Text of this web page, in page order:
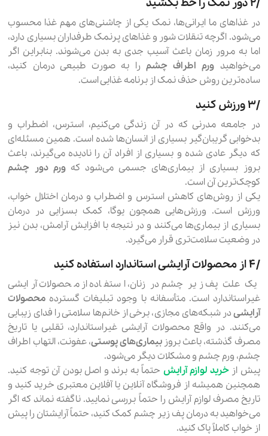
در غذاهای ما ایرانی‌ها، نمک یکی از چاشنی‌های مهم غذا محسوب
می‌شود. اگرچه تنقلات شور و غذاهای پرنمک طرفداران بسیاری دارد،
اما به مرور زمان باعث آسیب جدی به بدن می‌شوند. بنابراین اگر
می‌خواهید ورم اطراف چشم را به صورت طبیعی درمان کنید،
ساده‌ترین روش حذف نمک از برنامه غذایی است.
۳٫ ورزش کنید
در جامعه مدرنی که در آن زندگی می‌کنیم، استرس، اضطراب و
بدخوابی گریبان‌گیر بسیاری از انسان‌ها شده است. همین مسئله‌ای
که دیگر عادی شده و بسیاری از افراد آن را نادیده می‌گیرند، باعث
بروز بسیاری از بیماری‌های جسمی می‌شود که ورم دور چشم
کوچک‌ترین آن است.
یکی از روش‌های کاهش استرس و اضطراب و درمان اختلال خواب،
ورزش است. ورزش‌هایی همچون یوگا، کمک بسزایی در درمان
بسیاری از بیماری‌ها می‌کنند و در نتیجه با افزایش آرامش، بدن نیز
در وضعیت سلامت‌تری قرار می‌گیرد.
۴٫ از محصولات آرایشی استاندارد استفاده کنید
یک علت پف زیر چشم در زنان، استفاده از محصولات آرایشی
غیراستاندارد است. متأسفانه با وجود تبلیغات گسترده محصولات
آرایشیدر شبکه‌های مجازی، برخی از خانم‌ها سلامتی را فدای زیبایی
می‌کنند. در واقع محصولات آرایشی غیراستاندارد، تقلبی یا تاریخ
مصرف گذشته، باعث بروز بیماری‌های پوستی، عفونت، التهاب اطراف
چشم، ورم چشم و مشکلات دیگر می‌شود.
پیش ازخرید لوازم آرایش حتماً به برند و اصل بودن آن توجه کنید.
همچنین همیشه از فروشگاه آنلاین یا آفلاین معتبری خرید کنید و
تاریخ مصرف لوازم آرایش را حتماً بررسی نمایید. ناگفته نماند که اگر
می‌خواهید به درمان پف زیر چشم کمک کنید، حتماً آرایشتان را پیش
از خواب کاملاً پاک کنید.